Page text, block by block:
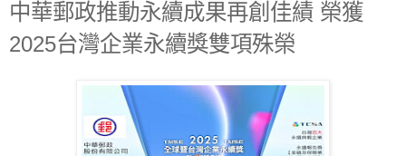
中華郵政推動永續成果再創佳績 榮獲
2025台灣企業永續獎雙項殊榮